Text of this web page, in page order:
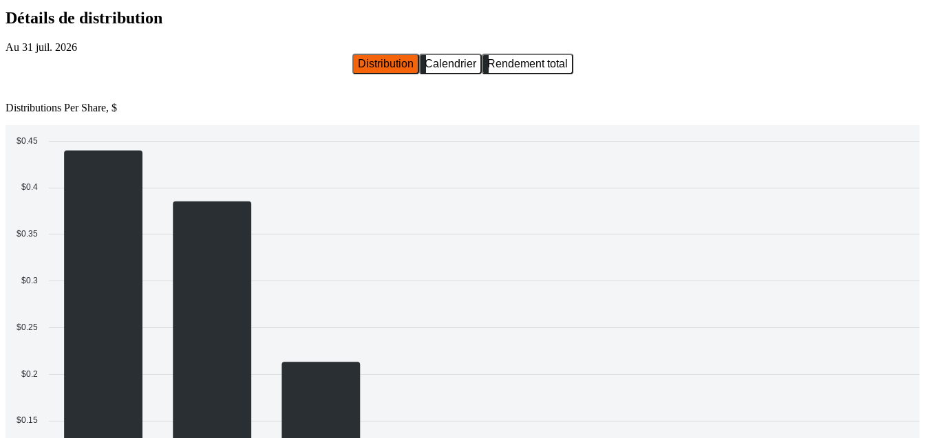
Détails de distribution
Au 31 juil. 2026
Distribution
Calendrier Rendement total
Distributions Per Share, $